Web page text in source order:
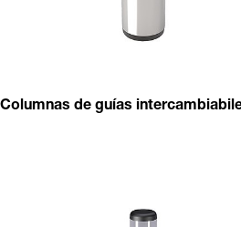
Columnas de guías